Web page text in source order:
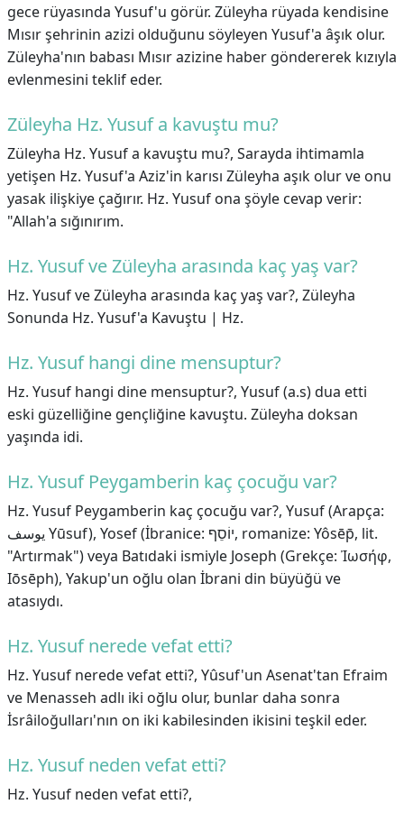
gece rüyasında Yusuf'u görür. Züleyha rüyada kendisine
Mısır şehrinin azizi olduğunu söyleyen Yusuf'a âşık olur.
Züleyha'nın babası Mısır azizine haber göndererek kızıyla
evlenmesini teklif eder.
Züleyha Hz. Yusuf a kavuştu mu?
Züleyha Hz. Yusuf a kavuştu mu?, Sarayda ihtimamla
yetişen Hz. Yusuf'a Aziz'in karısı Züleyha aşık olur ve onu
yasak ilişkiye çağırır. Hz. Yusuf ona şöyle cevap verir:
"Allah'a sığınırım.
Hz. Yusuf ve Züleyha arasında kaç yaş var?
Hz. Yusuf ve Züleyha arasında kaç yaş var?, Züleyha
Sonunda Hz. Yusuf'a Kavuştu | Hz.
Hz. Yusuf hangi dine mensuptur?
Hz. Yusuf hangi dine mensuptur?, Yusuf (a.s) dua etti
eski güzelliğine gençliğine kavuştu. Züleyha doksan
yaşında idi.
Hz. Yusuf Peygamberin kaç çocuğu var?
Hz. Yusuf Peygamberin kaç çocuğu var?, Yusuf (Arapça:
يوسف Yūsuf), Yosef (İbranice: יוֹסֵף‎, romanize: Yôsēp̄, lit.
"Artırmak") veya Batıdaki ismiyle Joseph (Grekçe: Ἰωσήφ,
Iōsēph), Yakup'un oğlu olan İbrani din büyüğü ve
atasıydı.
Hz. Yusuf nerede vefat etti?
Hz. Yusuf nerede vefat etti?, Yûsuf'un Asenat'tan Efraim
ve Menasseh adlı iki oğlu olur, bunlar daha sonra
İsrâiloğulları'nın on iki kabilesinden ikisini teşkil eder.
Hz. Yusuf neden vefat etti?
Hz. Yusuf neden vefat etti?,